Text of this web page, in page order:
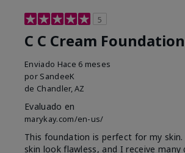
5
C C Cream Foundation
Enviado Hace 6 meses
por SandeeK
de Chandler, AZ
Evaluado en
marykay.com/en-us/
This foundation is perfect for my
skin look flawless, and I receive many